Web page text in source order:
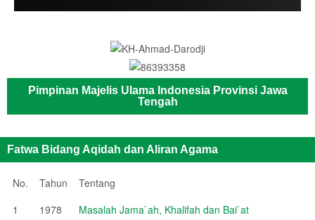
Pimpinan Majelis Ulama Indonesia Provinsi Jawa
Tengah
Fatwa Bidang Aqidah dan Aliran Agama
No. Tahun
Tentang
1
1978
Masalah Jama`ah, Khalifah dan Bai`at